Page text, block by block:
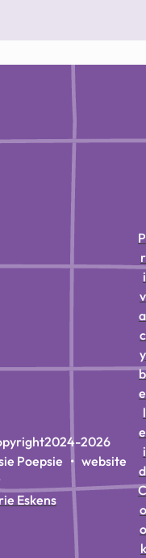
2024-2026
Poepsie • website
Eskens
P
r
i
v
a
c
y
b
e
l
e
i
d
C
o
o
k